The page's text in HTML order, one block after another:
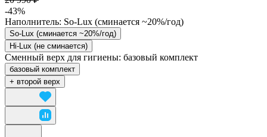
-43%
Наполнитель: So-Lux (cминается ~20%/год)
So-Lux (cминается ~20%/год)
Hi-Lux (не сминается)
Сменный верх для гигиены: базовый комплект
базовый комплект
+ второй верх